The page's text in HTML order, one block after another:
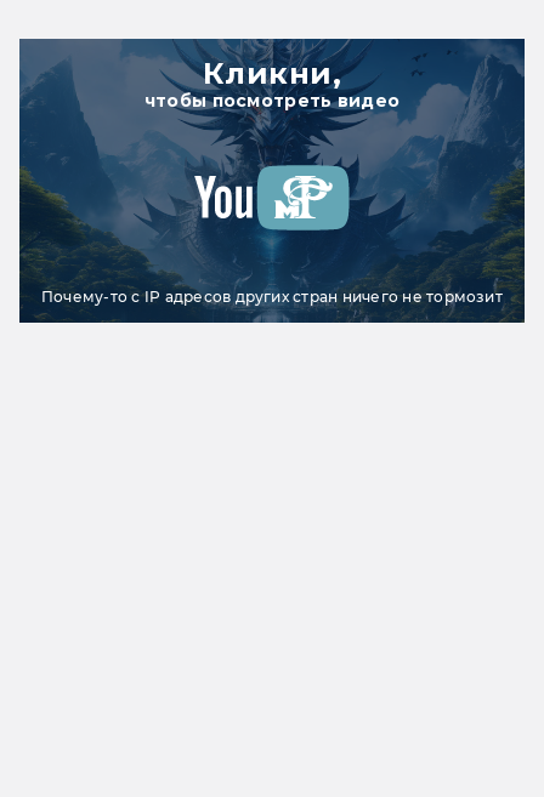
Кликни,
чтобы посмотреть видео
Почему-то с IP адресов других стран ничего не тормозит